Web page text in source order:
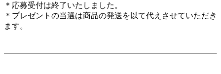
＊応募受付は終了いたしました。
＊プレゼントの当選は商品の発送を以て代えさせていただき
ます。